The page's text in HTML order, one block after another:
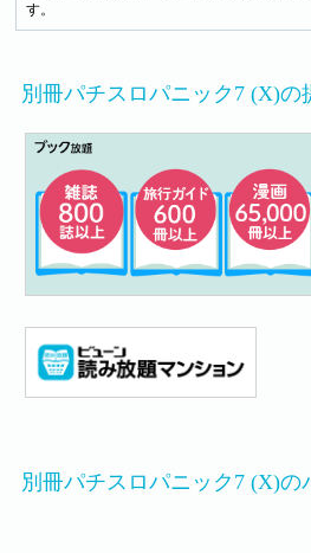
す。
別冊パチスロパニック7 (X)の
別冊パチスロパニック7 (X)の